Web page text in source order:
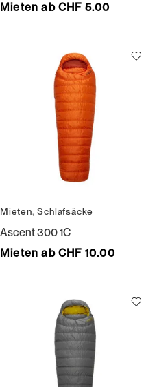
Mieten ab CHF 5.00
Mieten,Schlafsäcke
Ascent 300 1C
Mieten ab CHF 10.00